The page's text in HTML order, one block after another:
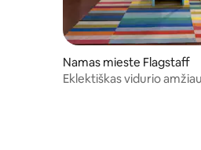
Namas mieste Flagstaff
Eklektiškas vidurio